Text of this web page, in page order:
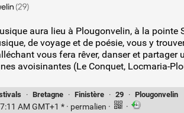
aura lieu à Plougonvelin, à la
de voyage et de poésie, vous y
vous fera rêver, danser et
avoisinantes (Le Conquet, Locmaria-
· Bretagne · Finistère · 29 · Plougonvelin
AM GMT+1 * · permalien · ·